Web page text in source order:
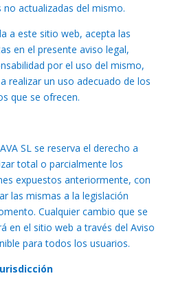
actualizadas del mismo.
a este sitio web, acepta las
en el presente aviso legal,
por el uso del mismo,
realizar un uso adecuado de los
que se ofrecen.
SL se reserva el derecho a
total o parcialmente los
expuestos anteriormente, con
las mismas a la legislación
Cualquier cambio que se
en el sitio web a través del Aviso
para todos los usuarios.